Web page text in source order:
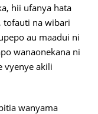
hii ufanya hata
tofauti na wibari
au maadui ni
wanaonekana ni
vyenye akili
wanyama